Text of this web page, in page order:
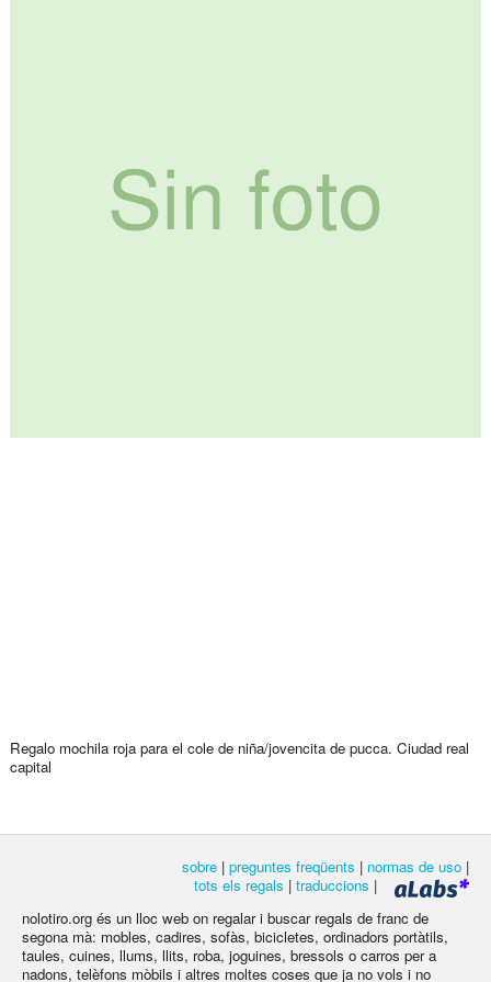
Regalo mochila roja para el cole de niña/jovencita de pucca. Ciudad real
capital
sobre | preguntes freqüents | normas de uso |
tots els regals | traduccions |
nolotiro.org és un lloc web on regalar i buscar regals de franc de
segona mà: mobles, cadires, sofàs, bicicletes, ordinadors portàtils,
taules, cuines, llums, llits, roba, joguines, bressols o carros per a
nadons, telèfons mòbils i altres moltes coses que ja no vols i no